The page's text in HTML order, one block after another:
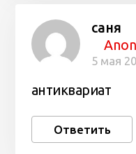
саня
5 мая
антиквариат
Ответить